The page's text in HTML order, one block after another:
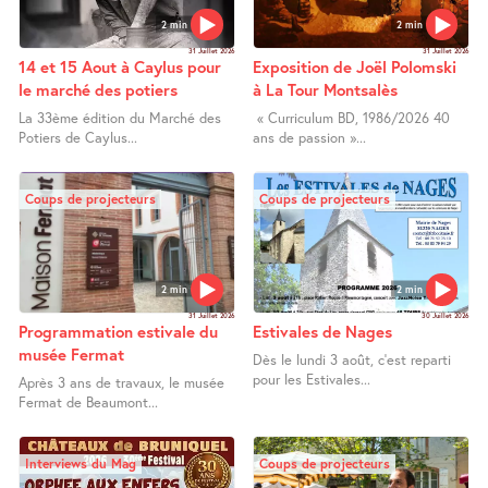
2 min
31 Juillet 2026
14 et 15 Aout à Caylus pour
le marché des potiers
La 33ème édition du Marché des
Potiers de Caylus...
2 min
31 Juillet 2026
Exposition de Joël Polomski
à La Tour Montsalès
« Curriculum BD, 1986/2026 40
ans de passion »...
2 min
Coups de projecteurs
31 Juillet 2026
Programmation estivale du
musée Fermat
Après 3 ans de travaux, le musée
Fermat de Beaumont...
2 min
Coups de projecteurs
30 Juillet 2026
Estivales de Nages
Dès le lundi 3 août, c’est reparti
pour les Estivales...
Interviews du Mag Coups de projecteurs